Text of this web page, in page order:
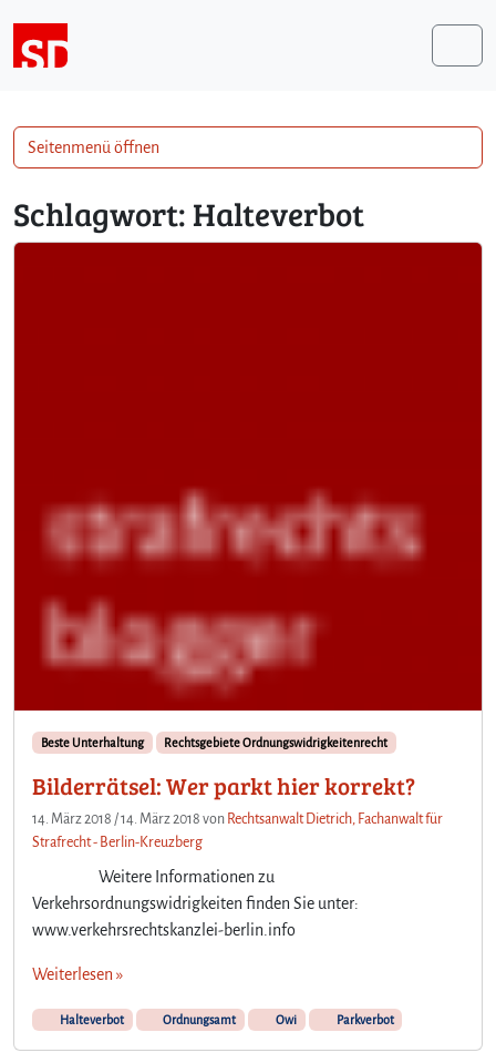
Schlagwort: Halteverbot
Beste Unterhaltung Rechtsgebiete Ordnungswidrigkeitenrecht
Bilderrätsel: Wer parkt hier korrekt?
14. März 2018 /14. März 2018 von Rechtsanwalt Dietrich, Fachanwalt für
Strafrecht - Berlin-Kreuzberg
Weitere Informationen zu
Verkehrsordnungswidrigkeiten finden Sie unter:
www.verkehrsrechtskanzlei-berlin.info
Weiterlesen »
Halteverbot Ordnungsamt Owi Parkverbot
Seitenmenü öffnen